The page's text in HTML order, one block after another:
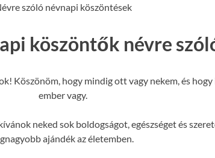
szóló névnapi köszöntések
köszöntők névre
Köszönöm, hogy mindig ott vagy nekem, és
ember vagy.
neked sok boldogságot, egészséget és
ajándék az életemben.